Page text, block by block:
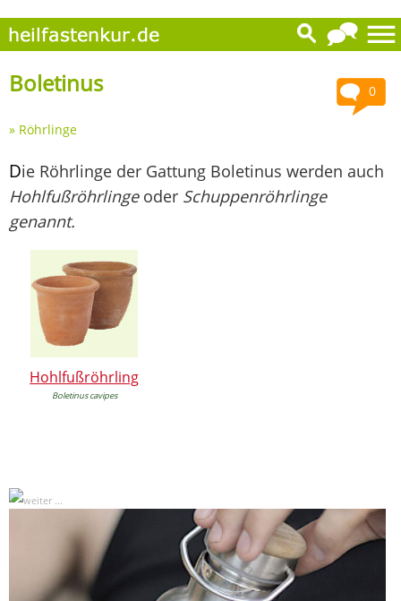
0
Boletinus
» Röhrlinge
Die Röhrlinge der Gattung Boletinus werden auch
Hohlfußröhrlingeoder Schuppenröhrlinge
genannt.
Hohlfußröhrling
Boletinus cavipes